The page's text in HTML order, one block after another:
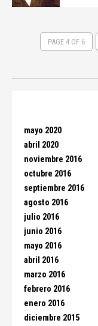
PAGE 4 OF 6
mayo 2020
abril 2020
noviembre 2016
octubre 2016
septiembre 2016
agosto 2016
julio 2016
junio 2016
mayo 2016
abril 2016
marzo 2016
febrero 2016
enero 2016
diciembre 2015